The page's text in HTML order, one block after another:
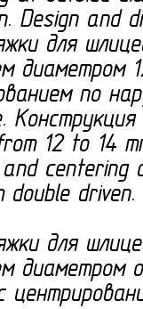
Design and
для
диаметром
по
12 to 14
centering
double
для
диаметром